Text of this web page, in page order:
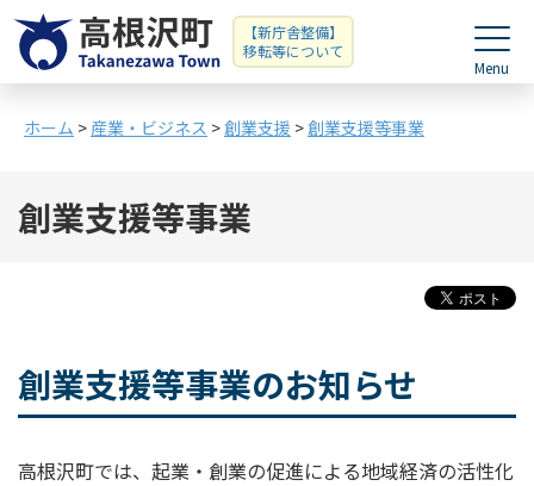
【新庁舎整備】
移転等について
ホーム > 産業・ビジネス >創業支援 >創業支援等事業
創業支援等事業
創業支援等事業のお知らせ
高根沢町では、起業・創業の促進による地域経済の活性化